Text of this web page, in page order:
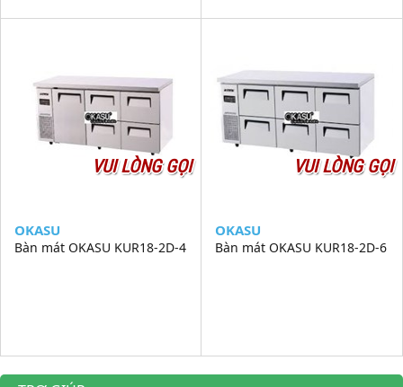
VUI LÒNG GỌI
OKASU
Bàn mát OKASU KUR18-2D-4
VUI LÒNG GỌI
OKASU
Bàn mát OKASU KUR18-2D-6